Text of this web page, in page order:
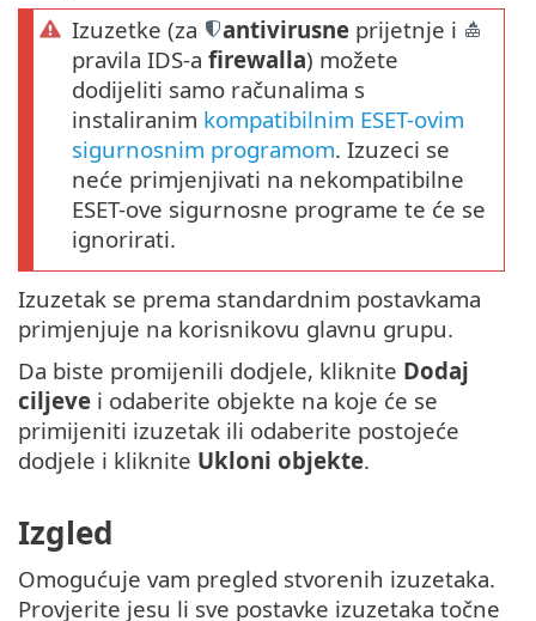
Izuzetke (za antivirusne prijetnje i
pravila IDS-a firewalla) možete
dodijeliti samo računalima s
instaliranim kompatibilnim ESET-ovim
sigurnosnim programom. Izuzeci se
neće primjenjivati na nekompatibilne
ESET-ove sigurnosne programe te će se
ignorirati.
Izuzetak se prema standardnim postavkama
primjenjuje na korisnikovu glavnu grupu.
Da biste promijenili dodjele, kliknite Dodaj
ciljeve i odaberite objekte na koje će se
primijeniti izuzetak ili odaberite postojeće
dodjele i kliknite Ukloni objekte.
Izgled
Omogućuje vam pregled stvorenih izuzetaka.
Provjerite jesu li sve postavke izuzetaka točne